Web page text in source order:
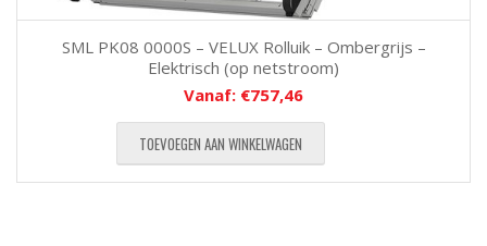
SML PK08 0000S – VELUX Rolluik – Ombergrijs –
Elektrisch (op netstroom)
Vanaf: €757,46
TOEVOEGEN AAN WINKELWAGEN